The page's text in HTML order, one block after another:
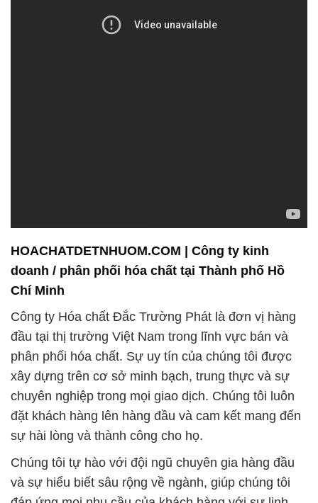
Công ty Hóa chất Đắc Trường Phát là đơn vị hàng
đầu tại thị trường Việt Nam trong lĩnh vực bán và
phân phối hóa chất. Sự uy tín của chúng tôi được
xây dựng trên cơ sở minh bạch, trung thực và sự
chuyên nghiệp trong mọi giao dịch. Chúng tôi luôn
đặt khách hàng lên hàng đầu và cam kết mang đến
sự hài lòng và thành công cho họ.
Chúng tôi tự hào với đội ngũ chuyên gia hàng đầu
và sự hiểu biết sâu rộng về ngành, giúp chúng tôi
đáp ứng mọi nhu cầu của khách hàng với sự linh
hoạt và chuyên nghiệp. Sự lắng nghe và hiểu biết
nhu cầu của khách hàng là ưu tiên hàng đầu của
chúng tôi, và chúng tôi luôn sẵn sàng đề xuất những
giải pháp tối ưu và sản phẩm phù hợp nhất.